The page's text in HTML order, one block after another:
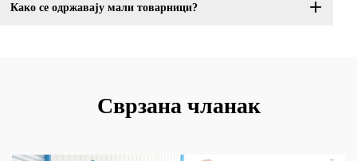
Како се одржавају мали товарници?
Сврзана чланак